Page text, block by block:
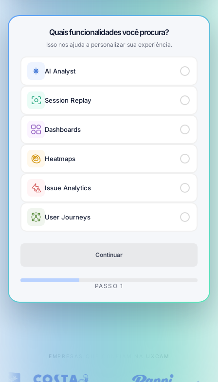
Quais funcionalidades você procura?
Isso nos ajuda a personalizar sua experiência.
AI Analyst
Session Replay
Dashboards
Heatmaps
Issue Analytics
User Journeys
Continuar
PASSO 1
EMPRESAS QUE CONFIAM NA UXCAM